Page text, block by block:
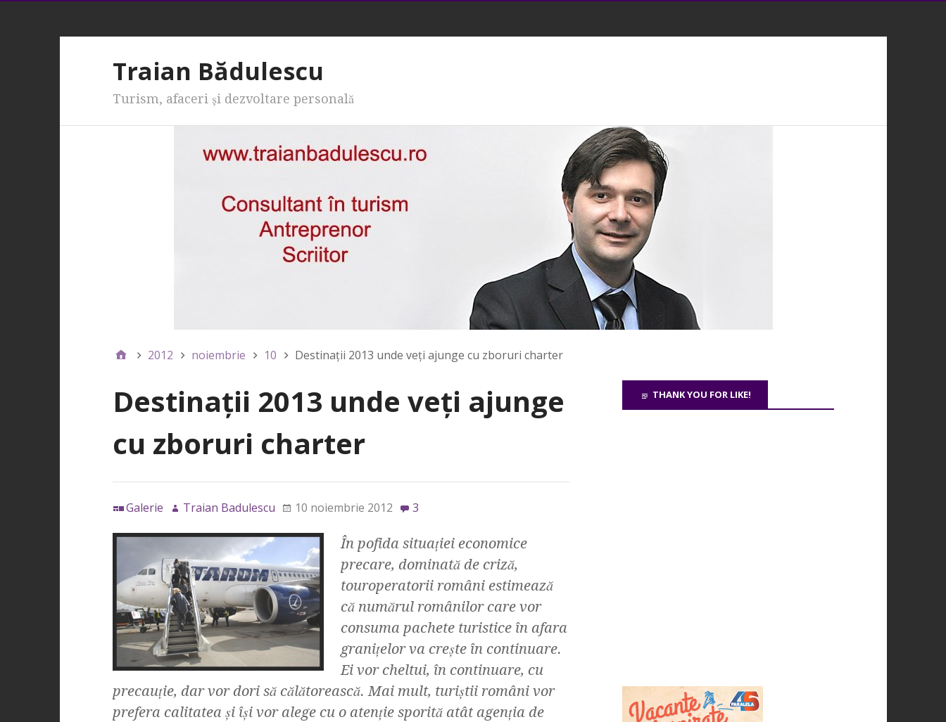
Traian Bădulescu
Turism, afaceri şi dezvoltare personală
2012 noiembrie 10 Destinaţii 2013 unde veţi ajunge cu zboruri charter
Destinaţii 2013 unde veţi ajunge
cu zboruri charter
Galerie Traian Badulescu 10 noiembrie 2012 3
În pofida situaţiei economice
precare, dominată de criză,
touroperatorii români estimează
că numărul românilor care vor
consuma pachete turistice în afara
graniţelor va creşte în continuare.
Ei vor cheltui, în continuare, cu
precauţie, dar vor dori să călătorească. Mai mult, turiştii români vor
prefera calitatea şi îşi vor alege cu o atenţie sporită atât agenţia de
THANK YOU FOR LIKE!